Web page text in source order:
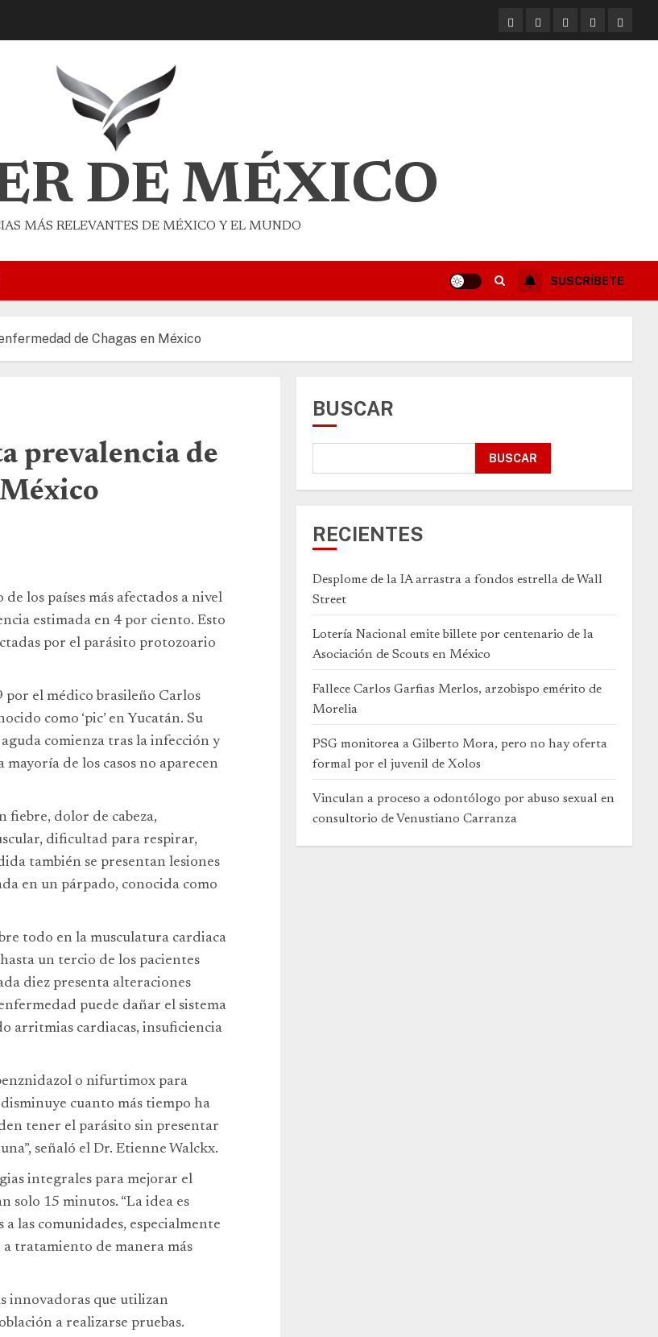
DE MÉXICO
MÁS RELEVANTES DE MÉXICO Y EL MUNDO
SUSCRÍBETE
de Chagas en México
prevalencia de
los países más afectados a nivel
estimada en 4 por ciento. Esto
por el parásito protozoario
el médico brasileño Carlos
como ‘pic’ en Yucatán. Su
comienza tras la infección y
de los casos no aparecen
fiebre, dolor de cabeza,
dificultad para respirar,
también se presentan lesiones
en un párpado, conocida como
todo en la musculatura cardiaca
un tercio de los pacientes
diez presenta alteraciones
puede dañar el sistema
arritmias cardiacas, insuficiencia
o nifurtimox para
cuanto más tiempo ha
tener el parásito sin presentar
señaló el Dr. Etienne Walckx.
integrales para mejorar el
solo 15 minutos. “La idea es
las comunidades, especialmente
a tratamiento de manera más
innovadoras que utilizan
a realizarse pruebas.
BUSCAR
BUSCAR
RECIENTES
Desplome de la IA arrastra a fondos estrella de Wall
Street
Lotería Nacional emite billete por centenario de la
Asociación de Scouts en México
Fallece Carlos Garfias Merlos, arzobispo emérito de
Morelia
PSG monitorea a Gilberto Mora, pero no hay oferta
formal por el juvenil de Xolos
Vinculan a proceso a odontólogo por abuso sexual en
consultorio de Venustiano Carranza